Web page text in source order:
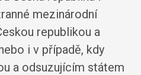
mezinárodní
republikou a
i v případě, kdy
a odsuzujícím státem